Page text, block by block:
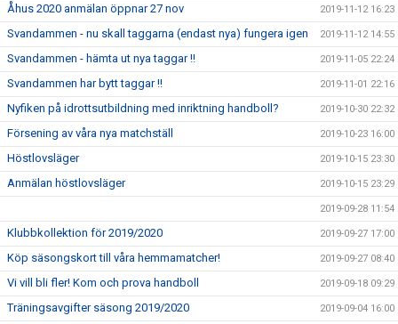
Åhus 2020 anmälan öppnar 27 nov 2019-11-12 16:23
Svandammen - nu skall taggarna (endast nya) fungera igen 2019-11-12 14:55
Svandammen - hämta ut nya taggar !! 2019-11-05 22:24
Svandammen har bytt taggar !! 2019-11-01 22:16
Nyfiken på idrottsutbildning med inriktning handboll? 2019-10-30 22:32
Försening av våra nya matchställ 2019-10-23 16:00
Höstlovsläger 2019-10-15 23:30
Anmälan höstlovsläger 2019-10-15 23:29
2019-09-28 11:54
Klubbkollektion för 2019/2020 2019-09-27 17:00
Köp säsongskort till våra hemmamatcher! 2019-09-27 08:40
Vi vill bli fler! Kom och prova handboll 2019-09-18 09:29
Träningsavgifter säsong 2019/2020 2019-09-04 16:00